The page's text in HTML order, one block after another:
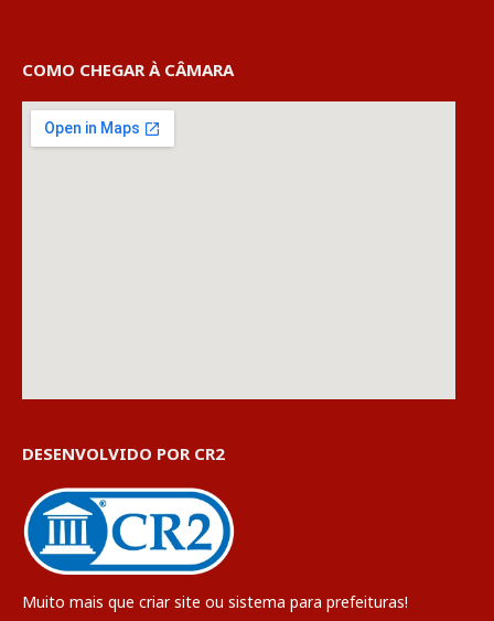
COMO CHEGAR À CÂMARA
DESENVOLVIDO POR CR2
Muito mais que criar site ou sistema para prefeituras!